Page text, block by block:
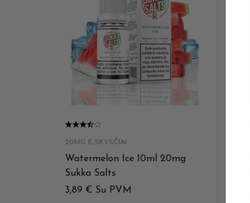
20MG E-SKYSČIAI
Watermelon Ice 10ml 20mg
Sukka Salts
3,89 € Su PVM